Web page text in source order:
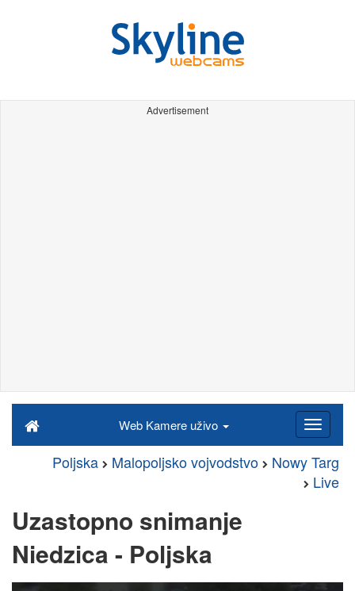
Advertisement
Web Kamere uživo
Poljska Malopoljsko vojvodstvo
Nowy Targ
Live
Uzastopno snimanje
Niedzica - Poljska